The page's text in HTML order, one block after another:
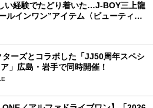
い経験でたどり着いた…J-BOY三上龍
ルインワン”アイテム〈ビューティ＆
需品〉
ーズとコラボした「JJ50周年スペシ
」広島・岩手で同時開催！